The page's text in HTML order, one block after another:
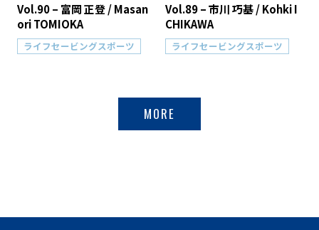
Vol.90 – 富岡 正登 / Masan
ori TOMIOKA
ライフセービングスポーツ
Vol.89 – 市川 巧基 / Kohki I
CHIKAWA
ライフセービングスポーツ
MORE